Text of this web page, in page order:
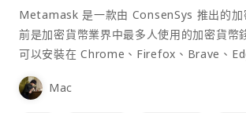
Metamask 是一款由 ConsenSys 推出的加
前是加密貨幣業界中最多人使用的加密貨
可以安裝在 Chrome、Firefox、Brave、
為插件使用，具備許多功能且使用上非常方
Mac